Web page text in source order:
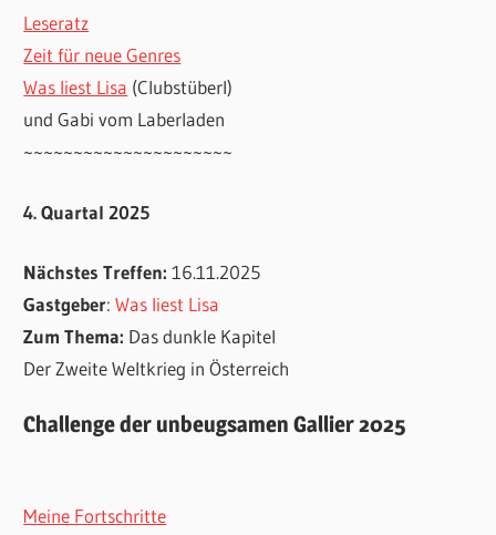
Leseratz
Zeit für neue Genres
Was liest Lisa (Clubstüberl)
und Gabi vom Laberladen
~~~~~~~~~~~~~~~~~~~~~
4. Quartal 2025
Nächstes Treffen:16.11.2025
Gastgeber:Was liest Lisa
Zum Thema: Das dunkle Kapitel
Der Zweite Weltkrieg in Österreich
Challenge der unbeugsamen Gallier 2025
Meine Fortschritte